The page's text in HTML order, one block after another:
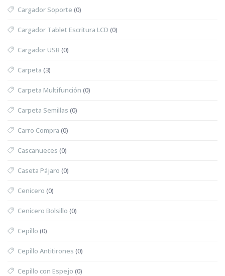
Cargador Soporte (0)
Cargador Tablet Escritura LCD (0)
Cargador USB (0)
Carpeta (3)
Carpeta Multifunción (0)
Carpeta Semillas (0)
Carro Compra (0)
Cascanueces (0)
Caseta Pájaro (0)
Cenicero (0)
Cenicero Bolsillo (0)
Cepillo (0)
Cepillo Antitirones (0)
Cepillo con Espejo (0)